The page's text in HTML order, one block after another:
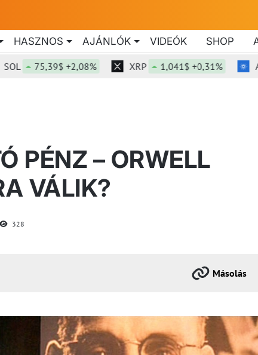
HASZNOS AJÁNLÓK VIDEÓK SHOP
75,39$ +2,08% XRP 1,041$ +0,31% ADA
PÉNZ – ORWELL
VÁLIK?
328
Másolás